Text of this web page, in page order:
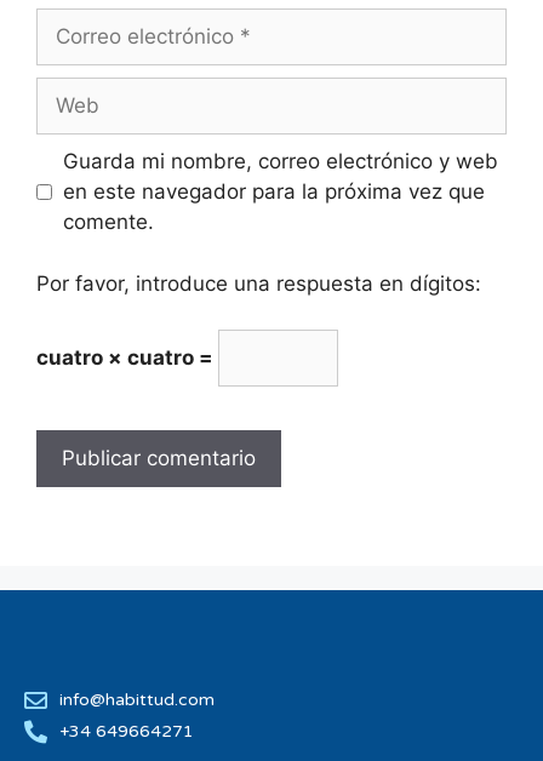
Guarda mi nombre, correo electrónico y web
en este navegador para la próxima vez que
comente.
Por favor, introduce una respuesta en dígitos:
cuatro × cuatro =
info@habittud.com
+34 649664271